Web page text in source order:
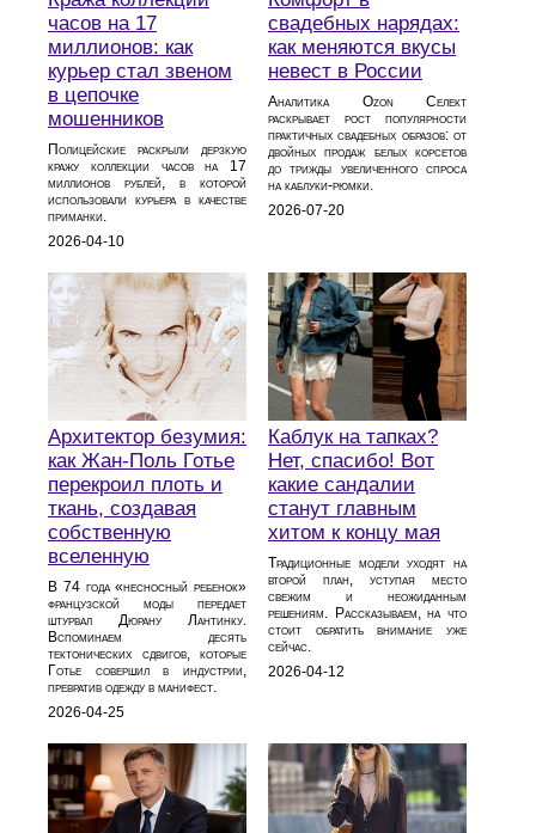
часов на 17
миллионов: как
курьер стал звеном
в цепочке
мошенников
Полицейские раскрыли дерзкую
кражу коллекции часов на 17
миллионов рублей, в которой
использовали курьера в качестве
приманки.
2026-04-10
свадебных нарядах:
как меняются вкусы
невест в России
Аналитика Ozon Селект
раскрывает рост популярности
практичных свадебных образов: от
двойных продаж белых корсетов
до трижды увеличенного спроса
на каблуки‑рюмки.
2026-07-20
Архитектор безумия:
как Жан-Поль Готье
перекроил плоть и
ткань, создавая
собственную
вселенную
В 74 года «несносный ребенок»
французской моды передает
штурвал Дюрану Лантинку.
Вспоминаем десять
тектонических сдвигов, которые
Готье совершил в индустрии,
превратив одежду в манифест.
2026-04-25
Каблук на тапках?
Нет, спасибо! Вот
какие сандалии
станут главным
хитом к концу мая
Традиционные модели уходят на
второй план, уступая место
свежим и неожиданным
решениям. Рассказываем, на что
стоит обратить внимание уже
сейчас.
2026-04-12